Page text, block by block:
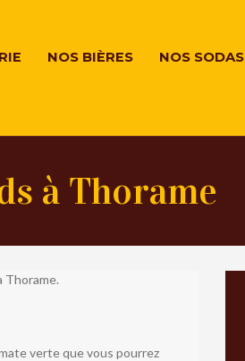
NOS BIÈRES NOS SODAS
à Thorame
Thorame.
verte que vous pourrez